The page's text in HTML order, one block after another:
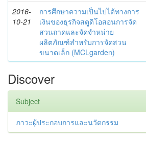
2016-
10-21
การศึกษาความเป็นไปได้ทางการ
เงินของธุรกิจสตูดิโอสอนการจัด
สวนถาดและจัดจำหน่าย
ผลิตภัณฑ์สำหรับการจัดสวน
ขนาดเล็ก (MCLgarden)
Discover
Subject
ภาวะผู้ประกอบการและนวัตกรรม